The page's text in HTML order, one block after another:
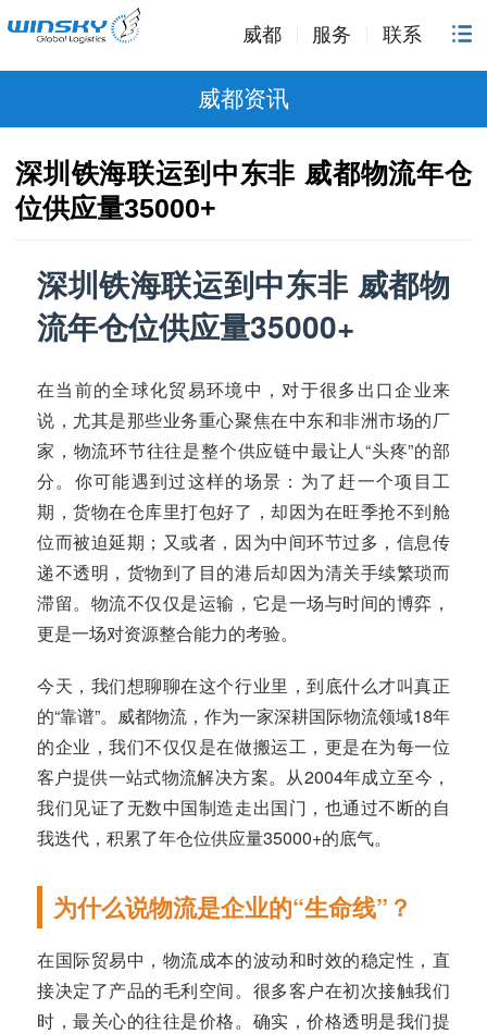
威都 服务 联系
威都资讯
深圳铁海联运到中东非 威都物流年仓
位供应量35000+
深圳铁海联运到中东非 威都物
流年仓位供应量35000+
在当前的全球化贸易环境中，对于很多出口企业来
说，尤其是那些业务重心聚焦在中东和非洲市场的厂
家，物流环节往往是整个供应链中最让人“头疼”的部
分。你可能遇到过这样的场景：为了赶一个项目工
期，货物在仓库里打包好了，却因为在旺季抢不到舱
位而被迫延期；又或者，因为中间环节过多，信息传
递不透明，货物到了目的港后却因为清关手续繁琐而
滞留。物流不仅仅是运输，它是一场与时间的博弈，
更是一场对资源整合能力的考验。
今天，我们想聊聊在这个行业里，到底什么才叫真正
的“靠谱”。威都物流，作为一家深耕国际物流领域18年
的企业，我们不仅仅是在做搬运工，更是在为每一位
客户提供一站式物流解决方案。从2004年成立至今，
我们见证了无数中国制造走出国门，也通过不断的自
我迭代，积累了年仓位供应量35000+的底气。
为什么说物流是企业的“生命线”？
在国际贸易中，物流成本的波动和时效的稳定性，直
接决定了产品的毛利空间。很多客户在初次接触我们
时，最关心的往往是价格。确实，价格透明是我们提